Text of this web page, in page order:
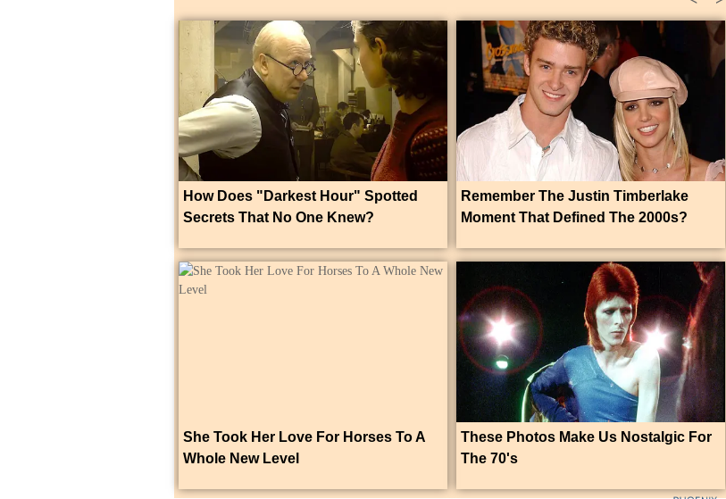
How Does "Darkest Hour" Spotted
Secrets That No One Knew?
Remember The Justin Timberlake
Moment That Defined The 2000s?
She Took Her Love For Horses To A
Whole New Level
These Photos Make Us Nostalgic For
The 70's